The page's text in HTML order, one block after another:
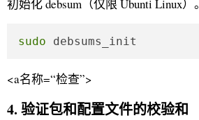
初始化 debsum（仅限 Ubunti Linux）。
sudo debsums_init
<a名称=“检查”>
4. 验证包和配置文件的校验和